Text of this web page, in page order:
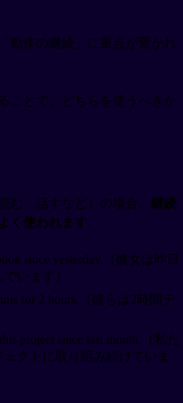
動作の継続」に重点が置かれ
ことで、どちらを使うべきか
む、話すなど）の場合、 継続
く使われます。
since yesterday.（彼女は昨日
います）
for 2 hours.（彼らは2時間テ
project since last month.（私た
クトに取り組み続けていま